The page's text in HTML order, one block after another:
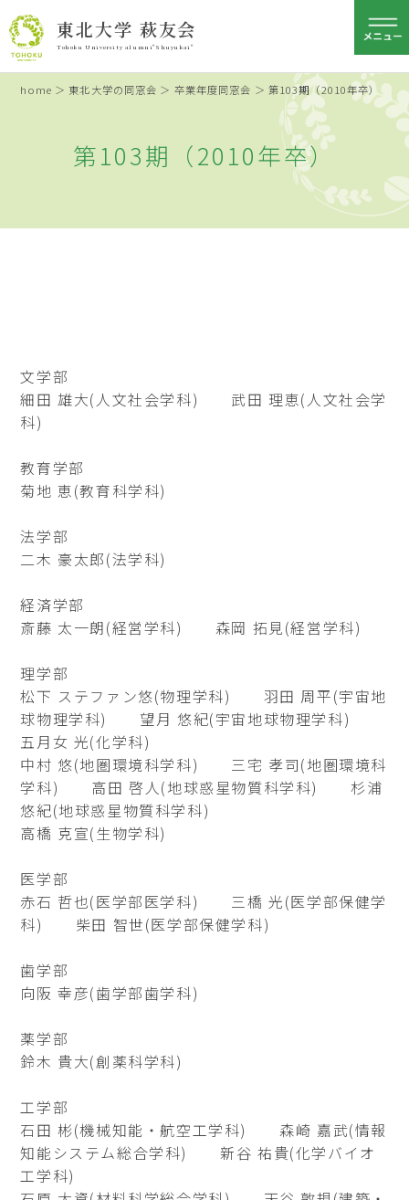
東北大学 萩友会
Tohoku University alumni"Shuyukai"
home ＞ 東北大学の同窓会 ＞ 卒業年度同窓会 ＞ 第103期（2010年卒）
第103期（2010年卒）
文学部
細田 雄大(人文社会学科) 武田 理恵(人文社会学
科)
教育学部
菊地 恵(教育科学科)
法学部
二木 豪太郎(法学科)
経済学部
斎藤 太一朗(経営学科) 森岡 拓見(経営学科)
理学部
松下 ステファン悠(物理学科) 羽田 周平(宇宙地
球物理学科) 望月 悠紀(宇宙地球物理学科)
五月女 光(化学科)
中村 悠(地圏環境科学科) 三宅 孝司(地圏環境科
学科) 高田 啓人(地球惑星物質科学科) 杉浦
悠紀(地球惑星物質科学科)
高橋 克宣(生物学科)
医学部
赤石 哲也(医学部医学科) 三橋 光(医学部保健学
科) 柴田 智世(医学部保健学科)
歯学部
向阪 幸彦(歯学部歯学科)
薬学部
鈴木 貴大(創薬科学科)
工学部
石田 彬(機械知能・航空工学科) 森崎 嘉武(情報
知能システム総合学科) 新谷 祐貴(化学バイオ
工学科)